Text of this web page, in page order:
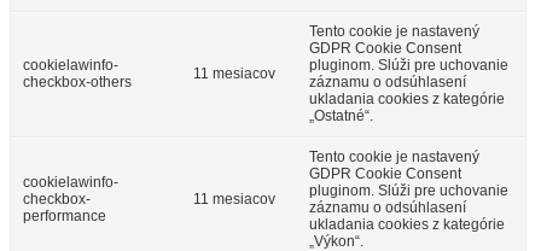
cookielawinfo-
checkbox-others
11 mesiacov
Tento cookie je nastavený
GDPR Cookie Consent
pluginom. Slúži pre uchovanie
záznamu o odsúhlasení
ukladania cookies z kategórie
„Ostatné“.
cookielawinfo-
checkbox-
performance
11 mesiacov
Tento cookie je nastavený
GDPR Cookie Consent
pluginom. Slúži pre uchovanie
záznamu o odsúhlasení
ukladania cookies z kategórie
„Výkon“.